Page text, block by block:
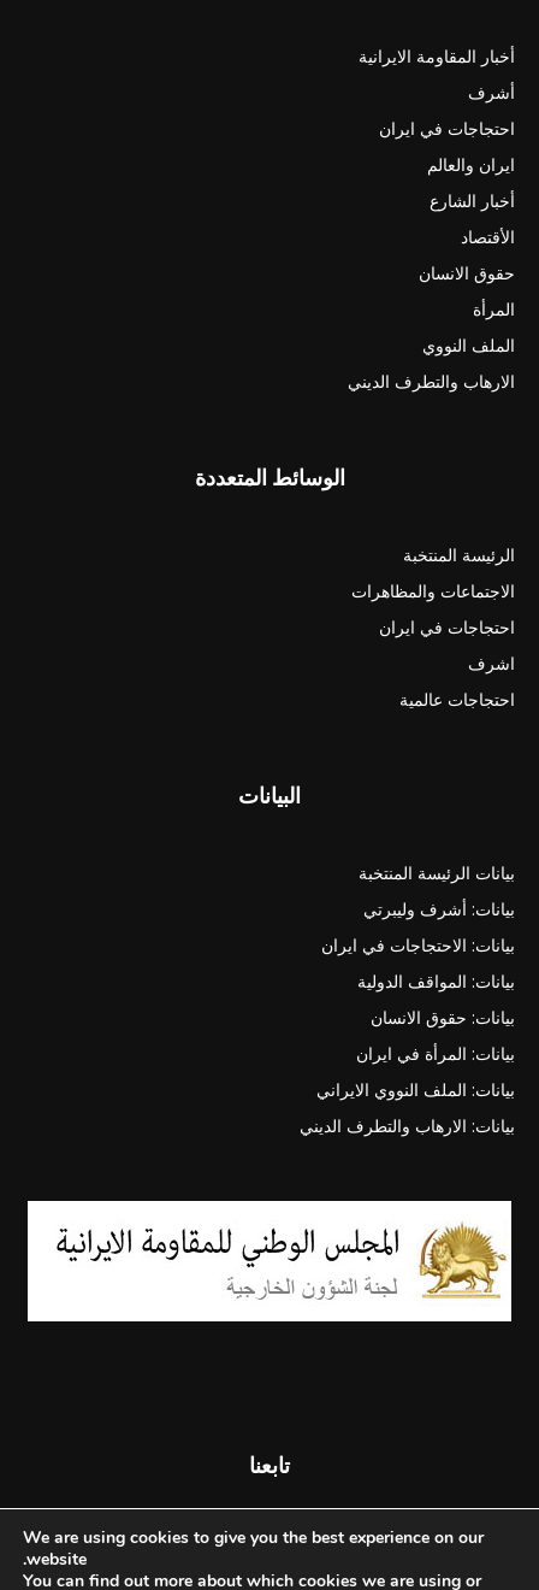
أخبار المقاومة الايرانية
أشرف
احتجاجات في ايران
ايران والعالم
أخبار الشارع
الأقتصاد
حقوق الانسان
المرأة
الملف النووي
الارهاب والتطرف الديني
الوسائط المتعددة
الرئيسة المنتخبة
الاجتماعات والمظاهرات
احتجاجات في ايران
اشرف
احتجاجات عالمية
البيانات
بيانات الرئيسة المنتخبة
بيانات: أشرف وليبرتي
بيانات: الاحتجاجات في ايران
بيانات: المواقف الدولية
بيانات: حقوق الانسان
بيانات: المرأة في ايران
بيانات: الملف النووي الايراني
بيانات: الارهاب والتطرف الديني
تابعنا
We are using cookies to give you the best experience on our
website.
You can find out more about which cookies we are using or